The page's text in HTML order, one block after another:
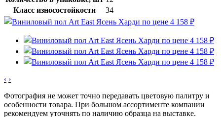
Класс износостойкости
34
‹ ›
Фотография не может точно передавать цветовую палитру и
особенности товара. При большом ассортименте компании
рекомендуем уточнять по наличию образца на выставке.